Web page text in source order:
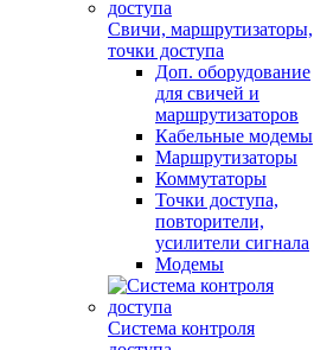
Свичи, маршрутизаторы,
точки доступа
Доп. оборудование
для свичей и
маршрутизаторов
Кабельные модемы
Маршрутизаторы
Коммутаторы
Точки доступа,
повторители,
усилители сигнала
Модемы
Система контроля